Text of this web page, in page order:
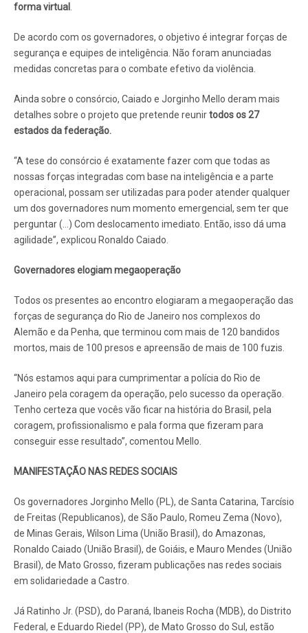
forma virtual
De acordo com os governadores, o objetivo é integrar forças de
segurança e equipes de inteligência. Não foram anunciadas
medidas concretas para o combate efetivo da violência.
Ainda sobre o consórcio, Caiado e Jorginho Mello deram mais
detalhes sobre o projeto que pretende reunirtodos os 27
estados da federação.
“A tese do consórcio é exatamente fazer com que todas as
nossas forças integradas com base na inteligência e a parte
operacional, possam ser utilizadas para poder atender qualquer
um dos governadores num momento emergencial, sem ter que
perguntar (…) Com deslocamento imediato. Então, isso dá uma
agilidade”, explicou Ronaldo Caiado.
Governadores elogiam megaoperação
Todos os presentes ao encontro elogiaram a megaoperação das
forças de segurança do Rio de Janeiro nos complexos do
Alemão e da Penha, que terminou com mais de 120 bandidos
mortos, mais de 100 presos e apreensão de mais de 100 fuzis.
“Nós estamos aqui para cumprimentar a polícia do Rio de
Janeiro pela coragem da operação, pelo sucesso da operação.
Tenho certeza que vocês vão ficar na história do Brasil, pela
coragem, profissionalismo e pala forma que fizeram para
conseguir esse resultado”, comentou Mello.
MANIFESTAÇÃO NAS REDES SOCIAIS
Os governadores Jorginho Mello (PL), de Santa Catarina, Tarcísio
de Freitas (Republicanos), de São Paulo, Romeu Zema (Novo),
de Minas Gerais, Wilson Lima (União Brasil), do Amazonas,
Ronaldo Caiado (União Brasil), de Goiáis, e Mauro Mendes (União
Brasil), de Mato Grosso, fizeram publicações nas redes sociais
em solidariedade a Castro.
Já Ratinho Jr. (PSD), do Paraná, Ibaneis Rocha (MDB), do Distrito
Federal, e Eduardo Riedel (PP), de Mato Grosso do Sul, estão